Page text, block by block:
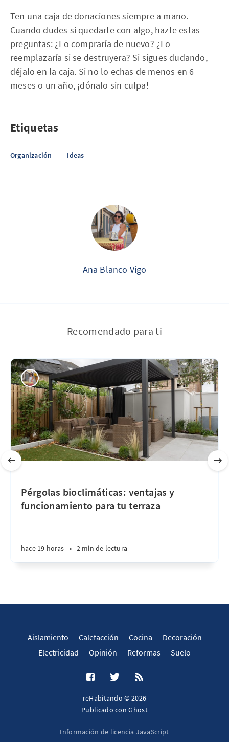
Ten una caja de donaciones siempre a mano.
Cuando dudes si quedarte con algo, hazte estas
preguntas: ¿Lo compraría de nuevo? ¿Lo
reemplazaría si se destruyera? Si sigues dudando,
déjalo en la caja. Si no lo echas de menos en 6
meses o un año, ¡dónalo sin culpa!
Etiquetas
Organización Ideas
Ana Blanco Vigo
Recomendado para ti
Pérgolas bioclimáticas: ventajas y
funcionamiento para tu terraza
hace 19 horas • 2 min de lectura
Aislamiento Calefacción Cocina
Decoración
Electricidad
Opinión Reformas Suelo
reHabitando © 2026
Publicado conGhost
Información de licencia JavaScript